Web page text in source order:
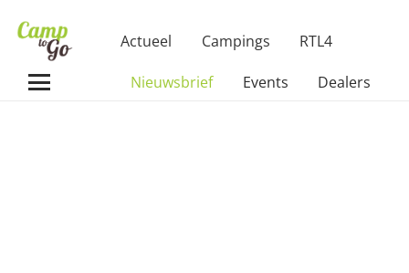
Actueel Campings RTL4
Nieuwsbrief Events Dealers